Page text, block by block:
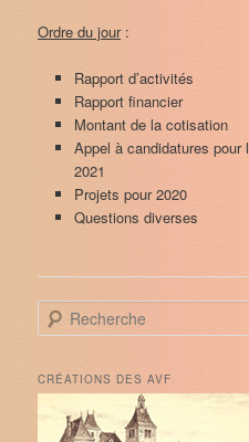
Ordre du jour:
Rapport d’activités
Rapport financier
Montant de la cotisation
Appel à candidatures pour
2021
Projets pour 2020
Questions diverses
e
h
e
r
CRÉATIONS DES AVF